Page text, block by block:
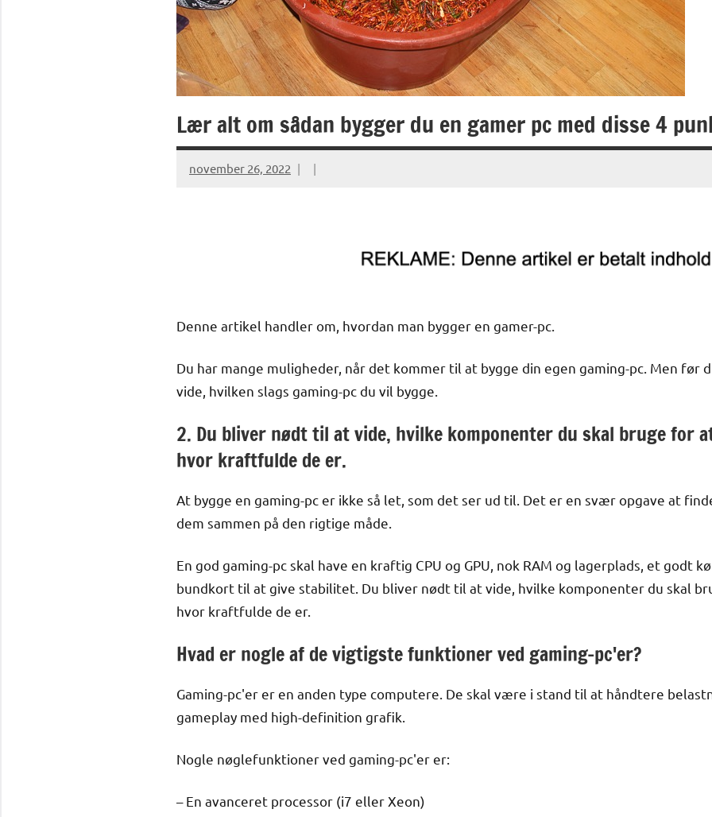
Lær alt om sådan bygger du en gamer pc med disse 4
november 26, 2022
Denne artikel handler om, hvordan man bygger en gamer-pc.
Du har mange muligheder, når det kommer til at bygge din egen gaming-pc. Men før
vide, hvilken slags gaming-pc du vil bygge.
2. Du bliver nødt til at vide, hvilke komponenter du skal bruge for
hvor kraftfulde de er.
At bygge en gaming-pc er ikke så let, som det ser ud til. Det er en svær opgave at
dem sammen på den rigtige måde.
En god gaming-pc skal have en kraftig CPU og GPU, nok RAM og lagerplads, et godt
bundkort til at give stabilitet. Du bliver nødt til at vide, hvilke komponenter du skal
hvor kraftfulde de er.
Hvad er nogle af de vigtigste funktioner ved gaming-pc'er?
Gaming-pc'er er en anden type computere. De skal være i stand til at håndtere
gameplay med high-definition grafik.
Nogle nøglefunktioner ved gaming-pc'er er:
– En avanceret processor (i7 eller Xeon)